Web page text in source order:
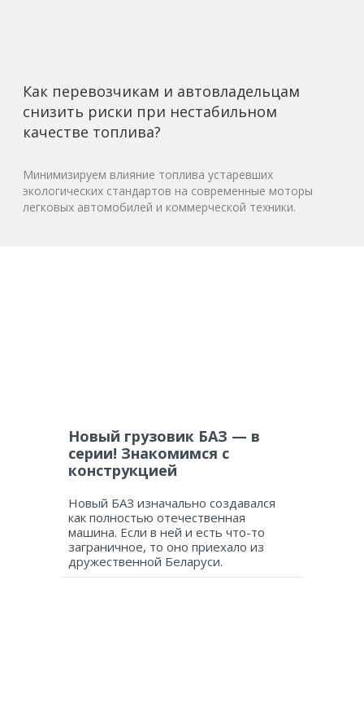
Как перевозчикам и автовладельцам
снизить риски при нестабильном
качестве топлива?
Минимизируем влияние топлива устаревших
экологических стандартов на современные моторы
легковых автомобилей и коммерческой техники.
Новый грузовик БАЗ — в
серии! Знакомимся с
конструкцией
Новый БАЗ изначально создавался
как полностью отечественная
машина. Если в ней и есть что-то
заграничное, то оно приехало из
дружественной Беларуси.